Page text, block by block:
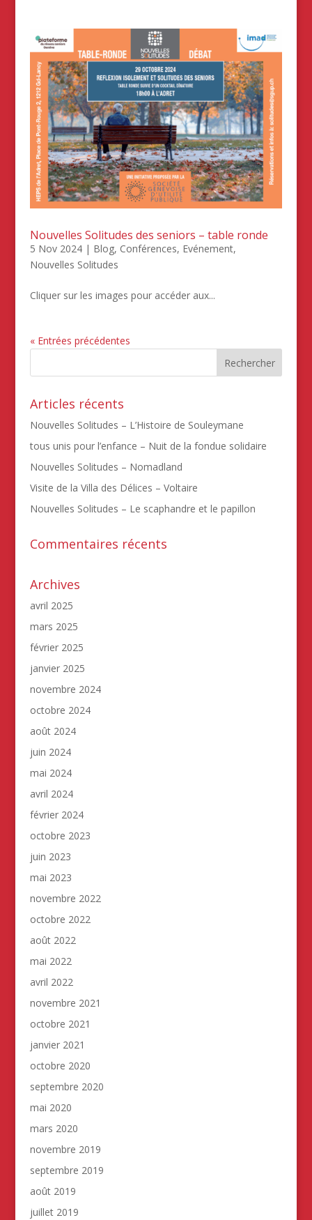
Nouvelles Solitudes des seniors – table ronde
5 Nov 2024| Blog, Conférences, Evénement,
Nouvelles Solitudes
Cliquer sur les images pour accéder aux...
« Entrées précédentes
Articles récents
Nouvelles Solitudes – L’Histoire de Souleymane
tous unis pour l’enfance – Nuit de la fondue solidaire
Nouvelles Solitudes – Nomadland
Visite de la Villa des Délices – Voltaire
Nouvelles Solitudes – Le scaphandre et le papillon
Commentaires récents
Archives
avril 2025
mars 2025
février 2025
janvier 2025
novembre 2024
octobre 2024
août 2024
juin 2024
mai 2024
avril 2024
février 2024
octobre 2023
juin 2023
mai 2023
novembre 2022
octobre 2022
août 2022
mai 2022
avril 2022
novembre 2021
octobre 2021
janvier 2021
octobre 2020
septembre 2020
mai 2020
mars 2020
novembre 2019
septembre 2019
août 2019
juillet 2019